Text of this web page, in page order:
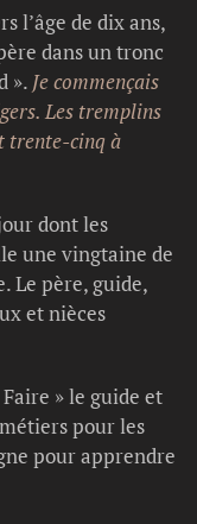
l’âge de dix ans,
dans un tronc
». Je commençais
Les tremplins
trente-cinq à
dont les
une vingtaine de
Le père, guide,
et nièces
» le guide et
pour les
pour apprendre